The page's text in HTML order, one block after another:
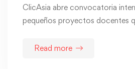
ClicAsia abre convocatoria
pequeños proyectos docentes
Read more